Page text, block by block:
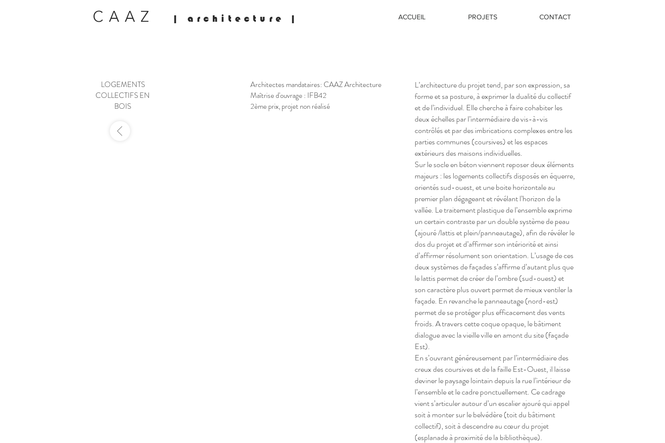
CAAZ | architecture | ACCUEIL PROJETS CONTACT
LOGEMENTS
COLLECTIFS EN
BOIS
Architectes mandataires: CAAZ Architecture
Maîtrise d'ouvrage : IFB42
2ème prix, projet non réalisé
L’architecture du projet tend, par son expression, sa
forme et sa posture, à exprimer la dualité du collectif
et de l’individuel. Elle cherche à faire cohabiter les
deux échelles par l’intermédiaire de vis-à-vis
contrôlés et par des imbrications complexes entre les
parties communes (coursives) et les espaces
extérieurs des maisons individuelles.
Sur le socle en béton viennent reposer deux éléments
majeurs : les logements collectifs disposés en équerre,
orientés sud-ouest, et une boite horizontale au
premier plan dégageant et révélant l’horizon de la
vallée. Le traitement plastique de l’ensemble exprime
un certain contraste par un double système de peau
(ajouré /lattis et plein/panneautage), afin de révéler le
dos du projet et d’affirmer son intériorité et ainsi
d’affirmer résolument son orientation. L’usage de ces
deux systèmes de façades s’affirme d’autant plus que
le lattis permet de créer de l’ombre (sud-ouest) et
son caractère plus ouvert permet de mieux ventiler la
façade. En revanche le panneautage (nord-est)
permet de se protéger plus efficacement des vents
froids. A travers cette coque opaque, le bâtiment
dialogue avec la vieille ville en amont du site (façade
Est).
En s’ouvrant généreusement par l’intermédiaire des
creux des coursives et de la faille Est-Ouest, il laisse
deviner le paysage lointain depuis la rue l’intérieur de
l’ensemble et le cadre ponctuellement. Ce cadrage
vient s’articuler autour d’un escalier ajouré qui appel
soit à monter sur le belvédère (toit du bâtiment
collectif), soit à descendre au cœur du projet
(esplanade à proximité de la bibliothèque).